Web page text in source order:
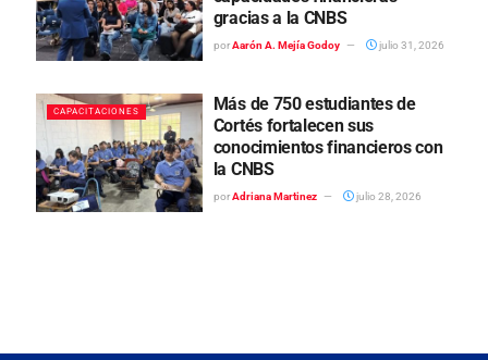
gracias a la CNBS
por Aarón A. Mejía Godoy julio 31, 2026
CAPACITACIONES
Más de 750 estudiantes de
Cortés fortalecen sus
conocimientos financieros con
la CNBS
por Adriana Martinez julio 28, 2026